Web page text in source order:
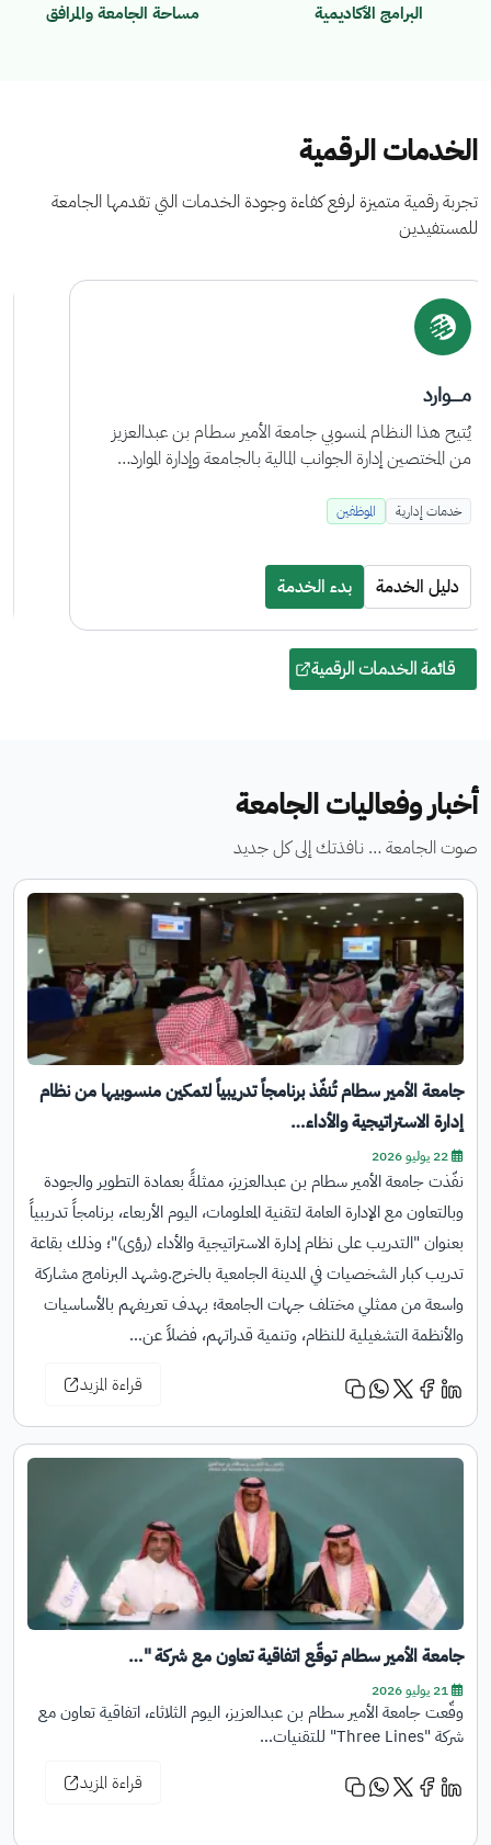
البرامج الأكاديمية مساحة الجامعة والمرافق
الخدمات الرقمية
تجربة رقمية متميزة لرفع كفاءة وجودة الخدمات التي تقدمها الجامعة
للمستفيدين
البريد الإلكتروني
خدمة يتم تفعيلها لجميع منسوبي الجامعة فور حصولهم على
حساب دخول موحد لتتيح لهم بريد إلكتروني رسمي خاص
دليل الخدمة بدء الخدمة
قائمة الخدمات الرقمية
أخبار وفعاليات الجامعة
صوت الجامعة … نافذتك إلى كل جديد
جامعة الأمير سطام تُنفّذ برنامجاً تدريبياً لتمكين منسوبيها من نظام
إدارة الاستراتيجية والأداء…
22 يوليو 2026
نفّذت جامعة الأمير سطام بن عبدالعزيز، ممثلةً بعمادة التطوير والجودة
وبالتعاون مع الإدارة العامة لتقنية المعلومات، اليوم الأربعاء، برنامجاً تدريبياً
بعنوان "التدريب على نظام إدارة الاستراتيجية والأداء (رؤى)"؛ وذلك بقاعة
تدريب كبار الشخصيات في المدينة الجامعية بالخرج.وشهد البرنامج مشاركة
واسعة من ممثلي مختلف جهات الجامعة؛ بهدف تعريفهم بالأساسيات
والأنظمة التشغيلية للنظام، وتنمية قدراتهم، فضلاً عن…
قراءة المزيد
جامعة الأمير سطام توقّع اتفاقية تعاون مع شركة "…
21 يوليو 2026
وقّعت جامعة الأمير سطام بن عبدالعزيز، اليوم الثلاثاء، اتفاقية تعاون مع
شركة "Three Lines" للتقنيات…
قراءة المزيد